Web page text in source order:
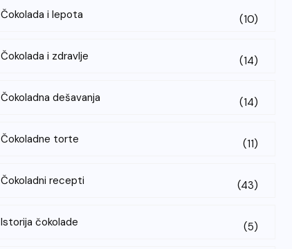
Čokolada i lepota (10)
Čokolada i zdravlje (14)
Čokoladna dešavanja (14)
Čokoladne torte (11)
Čokoladni recepti (43)
Istorija čokolade (5)